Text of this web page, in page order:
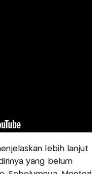
lebih lanjut
yang belum